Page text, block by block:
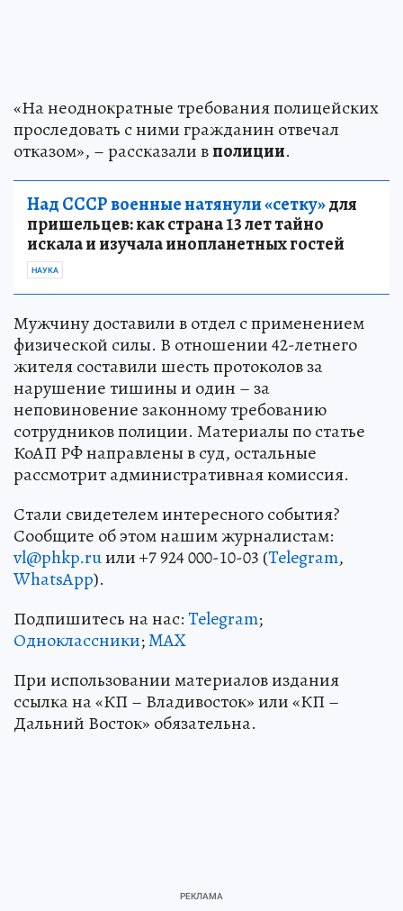
«На неоднократные требования полицейских
проследовать с ними гражданин отвечал
отказом», – рассказали вполиции.
Над СССР военные натянули «сетку»для
пришельцев: как страна 13 лет тайно
искала и изучала инопланетных гостей
НАУКА
Мужчину доставили в отдел с применением
физической силы. В отношении 42-летнего
жителя составили шесть протоколов за
нарушение тишины и один – за
неповиновение законному требованию
сотрудников полиции. Материалы по статье
КоАП РФ направлены в суд, остальные
рассмотрит административная комиссия.
Стали свидетелем интересного события?
Сообщите об этом нашим журналистам:
vl@phkp.ruили +7 924 000-10-03 (Telegram,
WhatsApp).
Подпишитесь на нас:Telegram;
Одноклассники;MAX
При использовании материалов издания
ссылка на «КП – Владивосток» или «КП –
Дальний Восток» обязательна.